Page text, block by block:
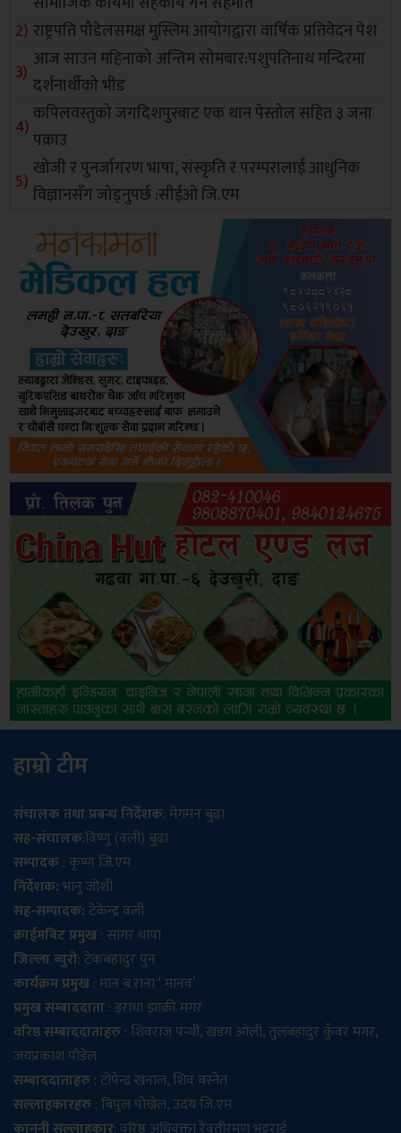
राष्ट्रपति पौडेलसमक्ष मुस्लिम आयोगद्वारा वार्षिक प्रतिवेदन पेश
आज साउन महिनाको अन्तिम सोमबार:पशुपतिनाथ मन्दिरमा
दर्शनार्थीको भीड
कपिलवस्तुको जगदिशपुरबाट एक थान पेस्तोल सहित ३ जना
पक्राउ
खोजी र पुनर्जागरण भाषा, संस्कृति र परम्परालाई आधुनिक
विज्ञानसँग जोड्नुपर्छ :सीईओ जि.एम
हाम्रो टीम
संचालक तथा प्रबन्ध निर्देशक: मेगमन बुढा
सह-संचालक:विष्णु (वली) बुढा
सम्पादक: कृष्ण जि.एम
निर्देशक:भानु जोशी
सह-सम्पादक:टेकेन्द्र वली
क्राईमबिट प्रमुख: सागर थापा
जिल्ला ब्युरो: टेकबहादुर पुन
कार्यक्रम प्रमुख: मान ब.राना ‘ मानव’
प्रमुख सम्बाददाता: इराधा झाक्री मगर
वरिष्ठ सम्बाददाताहरु: शिवराज पन्थी, खडग ओली, तुलबहादुर कुँवर मगर,
जयप्रकाश पौडेल
सम्बाददाताहरु: टोपेन्द्र खनाल, शिव बस्नेत
सल्लाहकारहरु: बिपुल पोख्रेल, उदय जि.एम